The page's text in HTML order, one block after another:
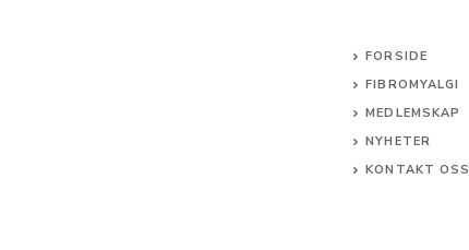
FORSIDE
FIBROMYALGI
MEDLEMSKAP
NYHETER
KONTAKT OSS